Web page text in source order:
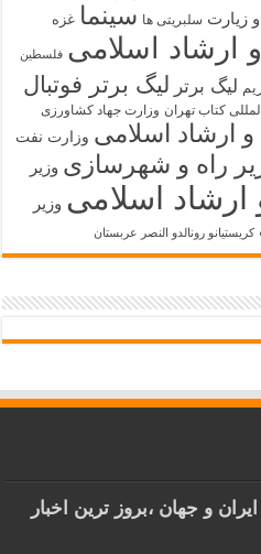
زیارت سلبریتی ها سینما غزه
ارشاد اسلامی فلسطین
لیگ برتر لیگ برتر فوتبال
کتاب تهران وزارت جهاد کشاورزی
ارشاد اسلامی وزارت نفت
راه و شهرسازی وزیر
ارشاد اسلامی وزیر
کریستیانو رونالدو النصر عربستان
و جهان ،بروز ترین اخبار